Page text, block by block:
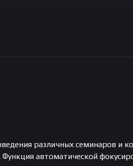
различных семинаров и
автоматической